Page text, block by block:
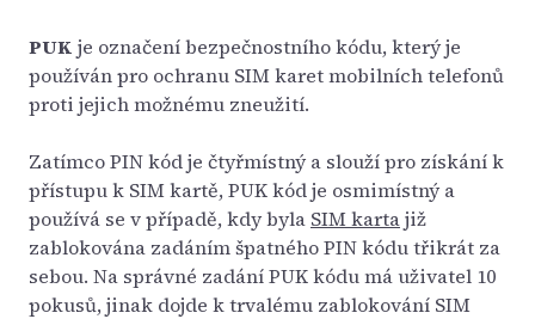
PUK je označení bezpečnostního kódu, který je
používán pro ochranu SIM karet mobilních telefonů
proti jejich možnému zneužití.
Zatímco PIN kód je čtyřmístný a slouží pro získání k
přístupu k SIM kartě, PUK kód je osmimístný a
používá se v případě, kdy byla SIM kartajiž
zablokována zadáním špatného PIN kódu třikrát za
sebou. Na správné zadání PUK kódu má uživatel 10
pokusů, jinak dojde k trvalému zablokování SIM